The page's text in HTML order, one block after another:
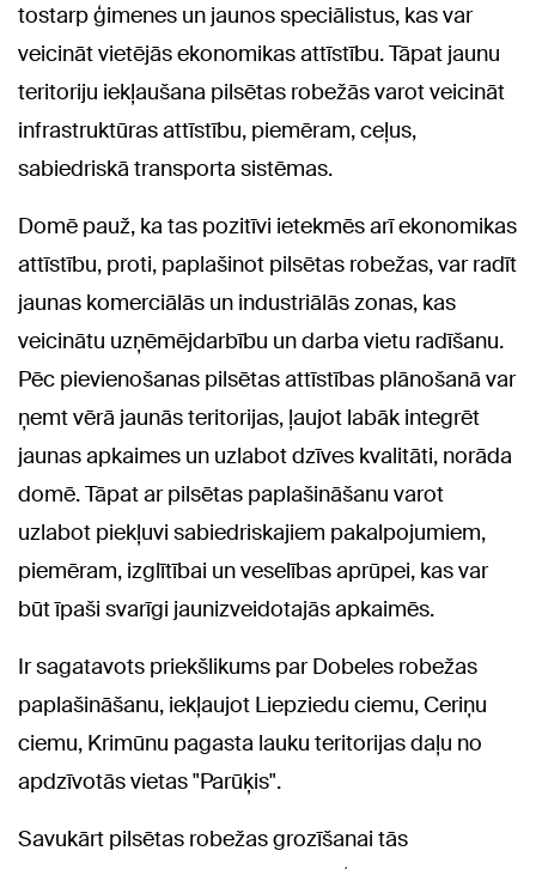
tostarp ģimenes un jaunos speciālistus, kas var
veicināt vietējās ekonomikas attīstību. Tāpat jaunu
teritoriju iekļaušana pilsētas robežās varot veicināt
infrastruktūras attīstību, piemēram, ceļus,
sabiedriskā transporta sistēmas.
Domē pauž, ka tas pozitīvi ietekmēs arī ekonomikas
attīstību, proti, paplašinot pilsētas robežas, var radīt
jaunas komerciālās un industriālās zonas, kas
veicinātu uzņēmējdarbību un darba vietu radīšanu.
Pēc pievienošanas pilsētas attīstības plānošanā var
ņemt vērā jaunās teritorijas, ļaujot labāk integrēt
jaunas apkaimes un uzlabot dzīves kvalitāti, norāda
domē. Tāpat ar pilsētas paplašināšanu varot
uzlabot piekļuvi sabiedriskajiem pakalpojumiem,
piemēram, izglītībai un veselības aprūpei, kas var
būt īpaši svarīgi jaunizveidotajās apkaimēs.
Ir sagatavots priekšlikums par Dobeles robežas
paplašināšanu, iekļaujot Liepziedu ciemu, Ceriņu
ciemu, Krimūnu pagasta lauku teritorijas daļu no
apdzīvotās vietas "Parūķis".
Savukārt pilsētas robežas grozīšanai tās